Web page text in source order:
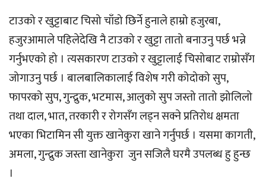
टाउको र खुट्टाबाट चिसो चाँडो छिर्ने हुनाले हाम्रो हजुरबा,
हजुरआमाले पहिलेदेखि नै टाउको र खुट्टा तातो बनाउनु पर्छ भन्ने
गर्नुभएको हो । त्यसकारण टाउको र खुट्टालाई चिसोबाट राम्रोसँग
जोगाउनु पर्छ । बालबालिकालाई विशेष गरी कोदोको सुप,
फापरको सुप, गुन्द्रुक, भटमास, आलुको सुप जस्तो तातो झोलिलो
तथा दाल, भात, तरकारी र रोगसँग लड्न सक्ने प्रतिरोध क्षमता
भएका भिटामिन सी युक्त खानेकुरा खाने गर्नुपर्छ । यसमा कागती,
अमला, गुन्द्रुक जस्ता खानेकुरा जुन सजिलै घरमै उपलब्ध हु हुन्छ
।